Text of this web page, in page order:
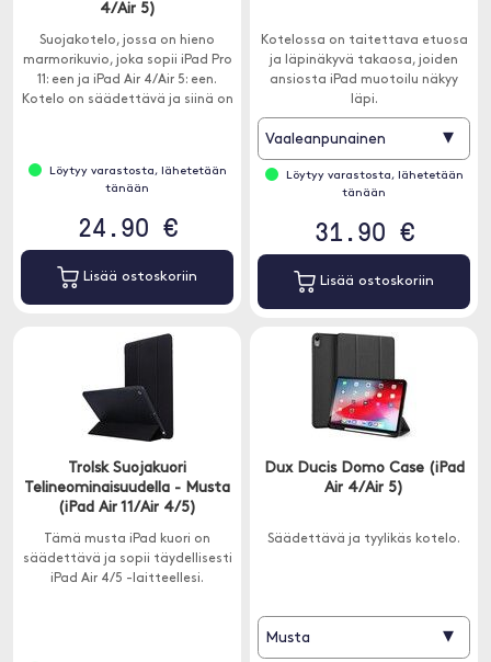
4/Air 5)
Suojakotelo, jossa on hieno
marmorikuvio, joka sopii iPad Pro
11: een ja iPad Air 4/Air 5: een.
Kotelo on säädettävä ja siinä on
Löytyy varastosta, lähetetään
tänään
24.90 €
Lisää ostoskoriin
Kotelossa on taitettava etuosa
ja läpinäkyvä takaosa, joiden
ansiosta iPad muotoilu näkyy
läpi.
Vaaleanpunainen ▾
Löytyy varastosta, lähetetään
tänään
31.90 €
Lisää ostoskoriin
Trolsk Suojakuori
Telineominaisuudella - Musta
(iPad Air 11/Air 4/5)
Tämä musta iPad kuori on
säädettävä ja sopii täydellisesti
iPad Air 4/5 -laitteellesi.
Dux Ducis Domo Case (iPad
Air 4/Air 5)
Säädettävä ja tyylikäs kotelo.
Musta ▾